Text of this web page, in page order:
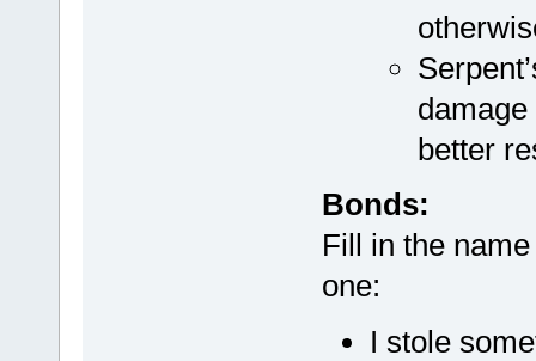
better
Bonds:
Fill in the
one:
I stole